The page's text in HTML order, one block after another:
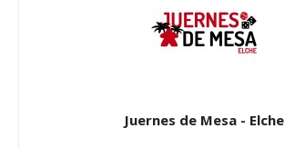
Juernes de Mesa - Elche